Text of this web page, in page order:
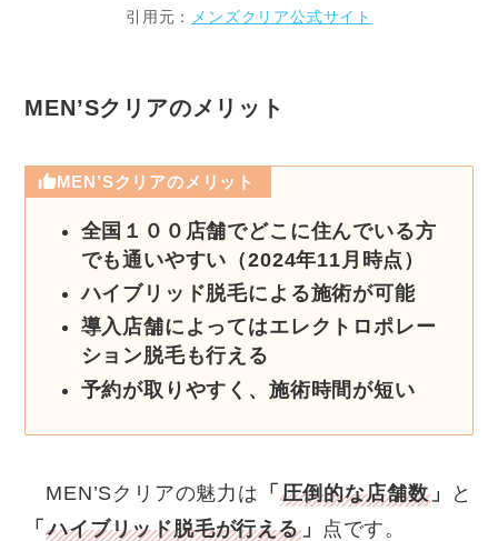
引用元： メンズクリア公式サイト
MEN’Sクリアのメリット
MEN’Sクリアのメリット
全国１００店舗でどこに住んでいる方
でも通いやすい（2024年11月時点）
ハイブリッド脱毛による施術が可能
導入店舗によってはエレクトロポレー
ション脱毛も行える
予約が取りやすく、施術時間が短い
MEN’Sクリアの魅力は 「 圧倒的な店舗数 」
と
「ハイブリッド脱毛が行える」 点です。